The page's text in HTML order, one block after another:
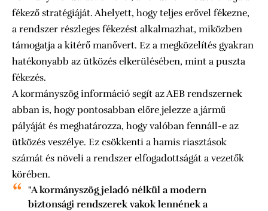
fékező stratégiáját. Ahelyett, hogy teljes erővel fékezne,
a rendszer részleges fékezést alkalmazhat, miközben
támogatja a kitérő manővert. Ez a megközelítés gyakran
hatékonyabb az ütközés elkerülésében, mint a puszta
fékezés.
A kormányszög információ segít az AEB rendszernek
abban is, hogy pontosabban előre jelezze a jármű
pályáját és meghatározza, hogy valóban fennáll-e az
ütközés veszélye. Ez csökkenti a hamis riasztások
számát és növeli a rendszer elfogadottságát a vezetők
körében.
"A kormányszög jeladó nélkül a modern
biztonsági rendszerek vakok lennének a